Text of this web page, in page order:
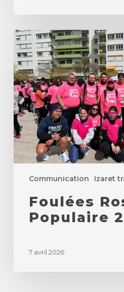
Communication Izaret
Foulées
Roses
du
Populaire
2026
Foulées
Populaire
7 avril 2026